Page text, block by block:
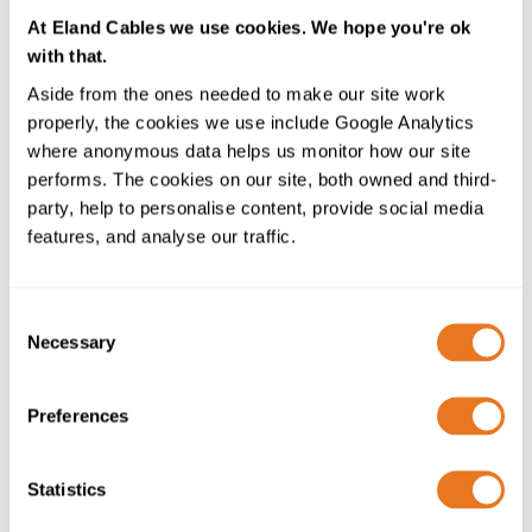
At Eland Cables we use cookies. We hope you're ok
with that.
Aside from the ones needed to make our site work
properly, the cookies we use include Google Analytics
where anonymous data helps us monitor how our site
performs. The cookies on our site, both owned and third-
party, help to personalise content, provide social media
features, and analyse our traffic.
Selection
Necessary
Preferences
Statistics
Soluções de instalação flexíveis
Por que é que as especificações
A instalação de cabos tem um impacto direto no